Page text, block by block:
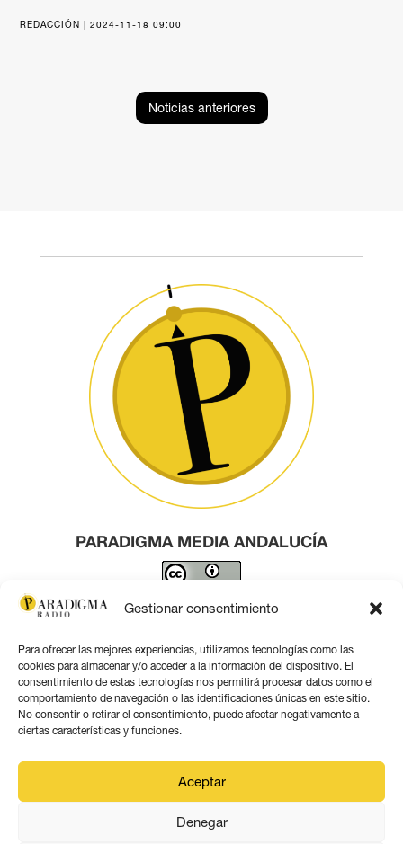
Gestionar consentimiento
Para ofrecer las mejores experiencias, utilizamos tecnologías como las
cookies para almacenar y/o acceder a la información del dispositivo. El
consentimiento de estas tecnologías nos permitirá procesar datos como el
comportamiento de navegación o las identificaciones únicas en este sitio.
No consentir o retirar el consentimiento, puede afectar negativamente a
ciertas características y funciones.
Aceptar
Denegar
REDACCIÓN | 2024-11-18 09:00
Noticias anteriores
PARADIGMA MEDIA ANDALUCÍA
Este obra está bajo una licencia de Creative Commons
Contacto por correo
Aviso legal
Política de privacidad